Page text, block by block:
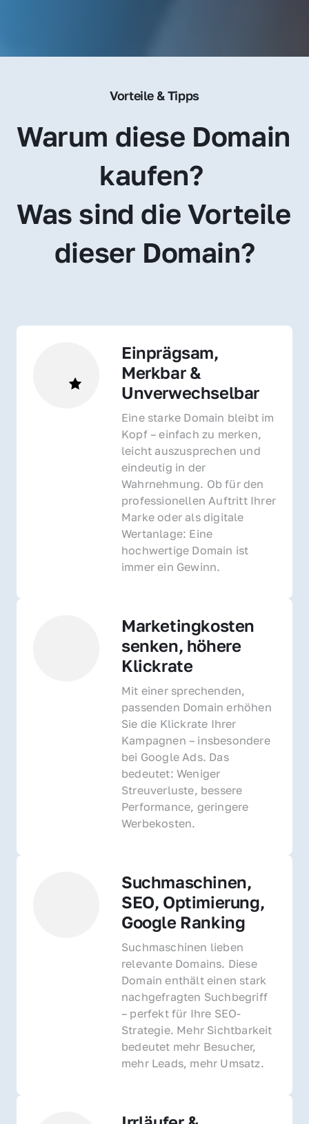
Vorteile & Tipps
Warum diese Domain
kaufen?
Was sind die Vorteile
dieser Domain?
Einprägsam,
Merkbar &
Unverwechselbar
Eine starke Domain bleibt im
Kopf – einfach zu merken,
leicht auszusprechen und
eindeutig in der
Wahrnehmung. Ob für den
professionellen Auftritt Ihrer
Marke oder als digitale
Wertanlage: Eine
hochwertige Domain ist
immer ein Gewinn.
Marketingkosten
senken, höhere
Klickrate
Mit einer sprechenden,
passenden Domain erhöhen
Sie die Klickrate Ihrer
Kampagnen – insbesondere
bei Google Ads. Das
bedeutet: Weniger
Streuverluste, bessere
Performance, geringere
Werbekosten.
Suchmaschinen,
SEO, Optimierung,
Google Ranking
Suchmaschinen lieben
relevante Domains. Diese
Domain enthält einen stark
nachgefragten Suchbegriff
– perfekt für Ihre SEO-
Strategie. Mehr Sichtbarkeit
bedeutet mehr Besucher,
mehr Leads, mehr Umsatz.